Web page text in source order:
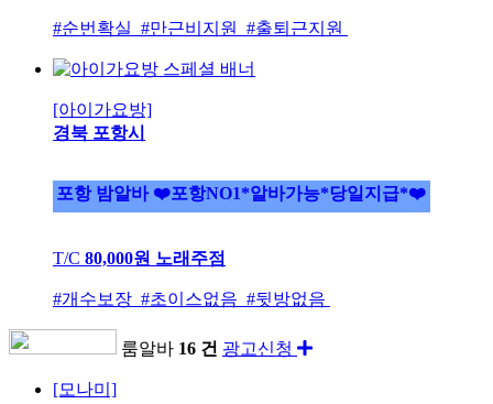
#순번확실 #만근비지원 #출퇴근지원
[아이가요방]
경북 포항시
포항 밤알바 ❤️포항NO1*알바가능*당일지급*❤️
T/C 80,000원 노래주점
#개수보장 #초이스없음 #뒷방없음
룸알바 16 건 광고신청
[모나미]